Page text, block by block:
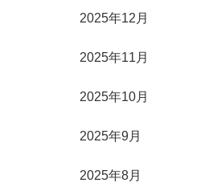
2025年12月
2025年11月
2025年10月
2025年9月
2025年8月